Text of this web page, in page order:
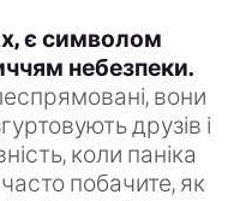
є символом
небезпеки.
вони
друзів і
коли паніка
побачите, як